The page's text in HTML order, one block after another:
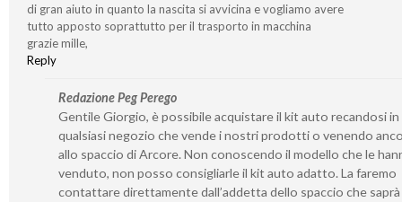
di gran aiuto in quanto la nascita si avvicina e vogliamo avere
tutto apposto soprattutto per il trasporto in macchina
grazie mille,
Reply
Redazione Peg Perego
Gentile Giorgio, è possibile acquistare il kit auto recandosi in
qualsiasi negozio che vende i nostri prodotti o venendo
allo spaccio di Arcore. Non conoscendo il modello che le
venduto, non posso consigliarle il kit auto adatto. La faremo
contattare direttamente dall’addetta dello spaccio che saprà